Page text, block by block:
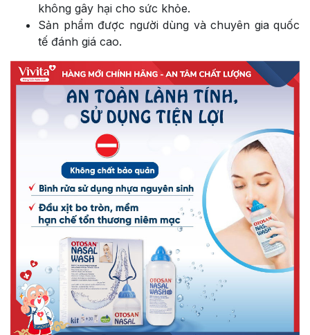
không gây hại cho sức khỏe.
Sản phẩm được người dùng và chuyên gia quốc
tế đánh giá cao.